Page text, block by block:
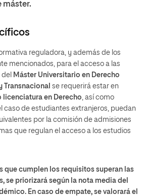
máster.
reguladora, y además de los
mencionados, para el acceso a las
Máster Universitario en Derecho
Transnacional se requerirá estar en
licenciatura en Derecho, así como
caso de estudiantes extranjeros, puedan
por la comisión de admisiones
que regulan el acceso a los estudios
que cumplen los requisitos superan las
se priorizará según la nota media del
En caso de empate, se valorará el